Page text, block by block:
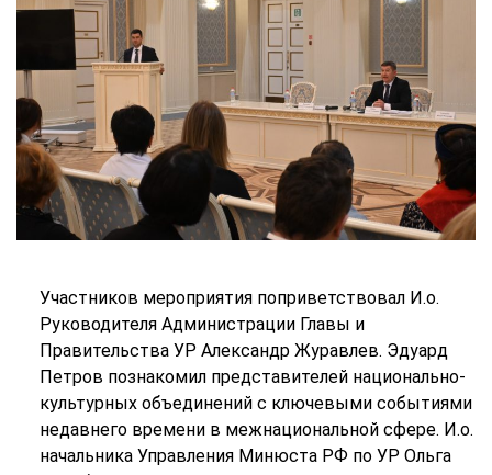
Участников мероприятия поприветствовал И.о.
Руководителя Администрации Главы и
Правительства УР Александр Журавлев. Эдуард
Петров познакомил представителей национально-
культурных объединений с ключевыми событиями
недавнего времени в межнациональной сфере. И.о.
начальника Управления Минюста РФ по УР Ольга